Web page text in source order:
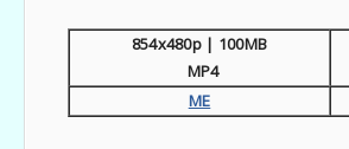
854x480p | 100MB
MP4
ME